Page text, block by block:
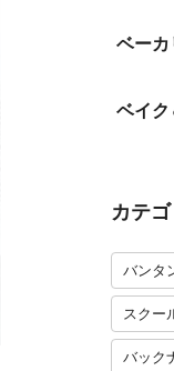
ベーカ
ベイク
カテゴ
バンタ
スクー
バック